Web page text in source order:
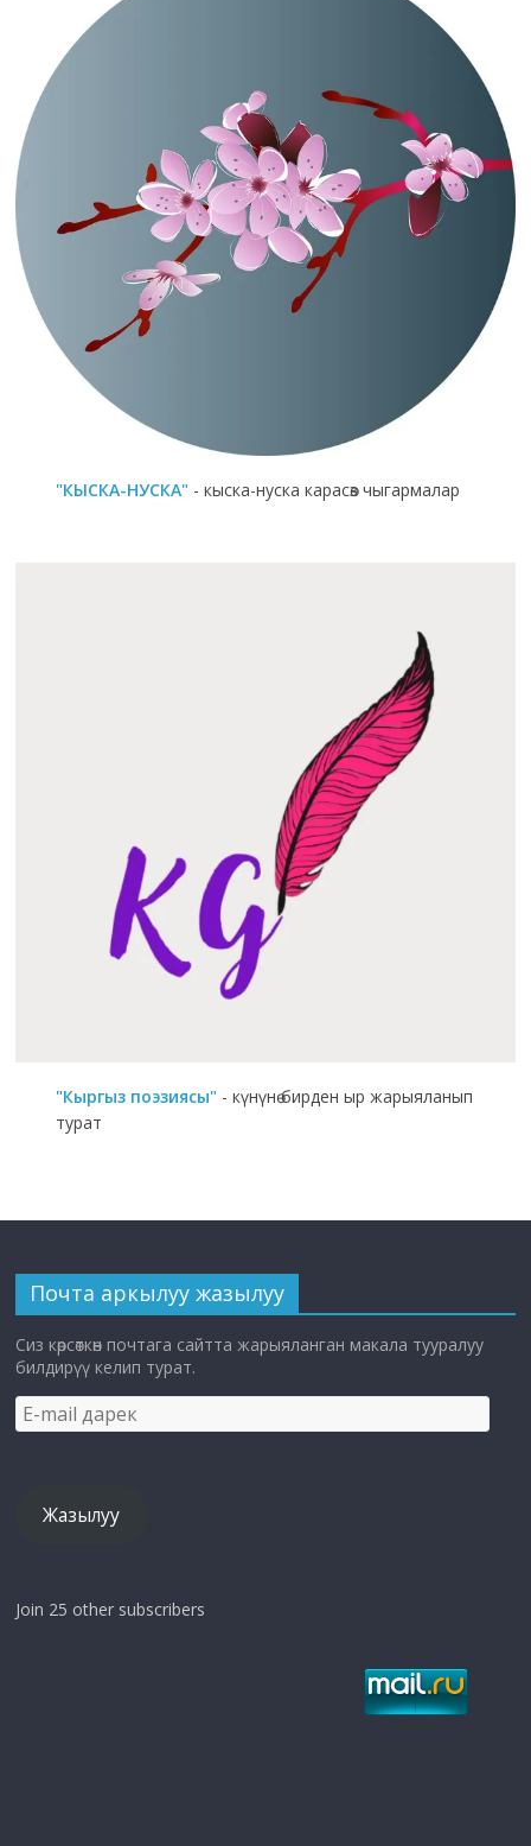
"КЫСКА-НУСКА" - кыска-нуска карасөз чыгармалар
"Кыргыз поэзиясы" - күнүнө бирден ыр жарыяланып
турат
Почта аркылуу жазылуу
Сиз көрсөткөн почтага сайтта жарыяланган макала тууралуу
билдирүү келип турат.
E-
mail
Жазылуу
Join 25 other subscribers